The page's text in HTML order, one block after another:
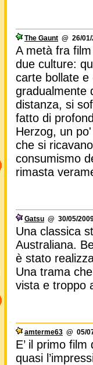
The Gaunt @ 26/
A metà fra
due culture:
carte bollate e
gradualmente
distanza, si
fatto di
Herzog, un
che si
consumismo
rimasta
Gatsu @ 30/05/
Una classica
Australiana.
è stato
Una trama
vista e troppo
amterme63 @ 05/
E’ il primo
quasi